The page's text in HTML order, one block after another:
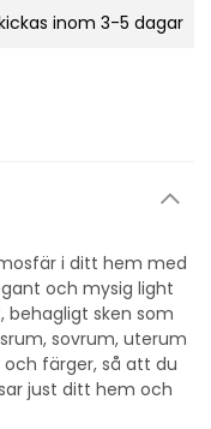
inom 3-5 dagar
i ditt hem med
och mysig light
behagligt sken som
sovrum, uterum
och färger, så att du
just ditt hem och